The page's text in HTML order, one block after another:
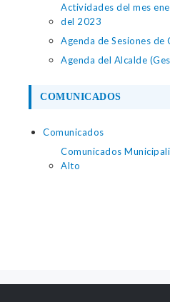
Actividades del mes
del 2023
Agenda de Sesiones de
Agenda del Alcalde
COMUNICADOS
Comunicados
Comunicados
Alto